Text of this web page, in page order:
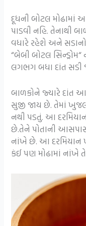
દૂધની બોટલ
પાડવી નહિ. તેનાથી
વધારે રહેશે અને
“બેબી બોટલ
લગભગ બધા દાંત સડી
બાળકોને જ્યારે દાંત
સુજી જાય છે. તેમાં
નથી પડતું. આ
છે.તેને પોતાની
નાંખે છે. આ દરમિયાન
કંઈ પણ મોઢામાં નાંખે